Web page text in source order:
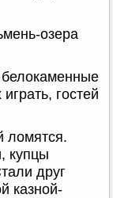
озера
гостей
ломятся.
купцы
друг
казной-